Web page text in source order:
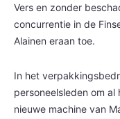
Vers en zonder
concurrentie in de
Alainen eraan toe.
In het
personeelsleden om
nieuwe machine van